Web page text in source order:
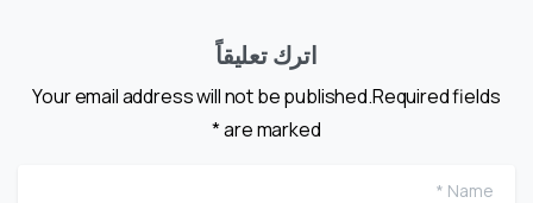
اترك تعليقاً
Your email address will not be published.Required fields
are marked *